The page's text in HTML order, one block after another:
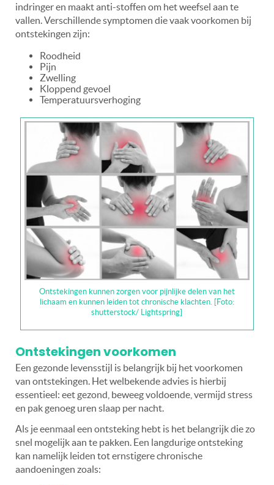
indringer en maakt anti-stoffen om het weefsel aan te
vallen. Verschillende symptomen die vaak voorkomen bij
ontstekingen zijn:
Roodheid
Pijn
Zwelling
Kloppend gevoel
Temperatuursverhoging
Ontstekingen kunnen zorgen voor pijnlijke delen van het
lichaam en kunnen leiden tot chronische klachten. [Foto:
shutterstock/ Lightspring]
Ontstekingen voorkomen
Een gezonde levensstijl is belangrijk bij het voorkomen
van ontstekingen. Het welbekende advies is hierbij
essentieel: eet gezond, beweeg voldoende, vermijd stress
en pak genoeg uren slaap per nacht.
Als je eenmaal een ontsteking hebt is het belangrijk die zo
snel mogelijk aan te pakken. Een langdurige ontsteking
kan namelijk leiden tot ernstigere chronische
aandoeningen zoals: